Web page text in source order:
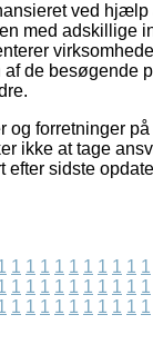
ved hjælp
med adskillige
af de besøgende
og forretninger
ikke at tage
efter sidste
1 1 1 1 1 1 1 1 1 1
1 1 1 1 1 1 1 1 1 1
1 1 1 1 1 1 1 1 1 1